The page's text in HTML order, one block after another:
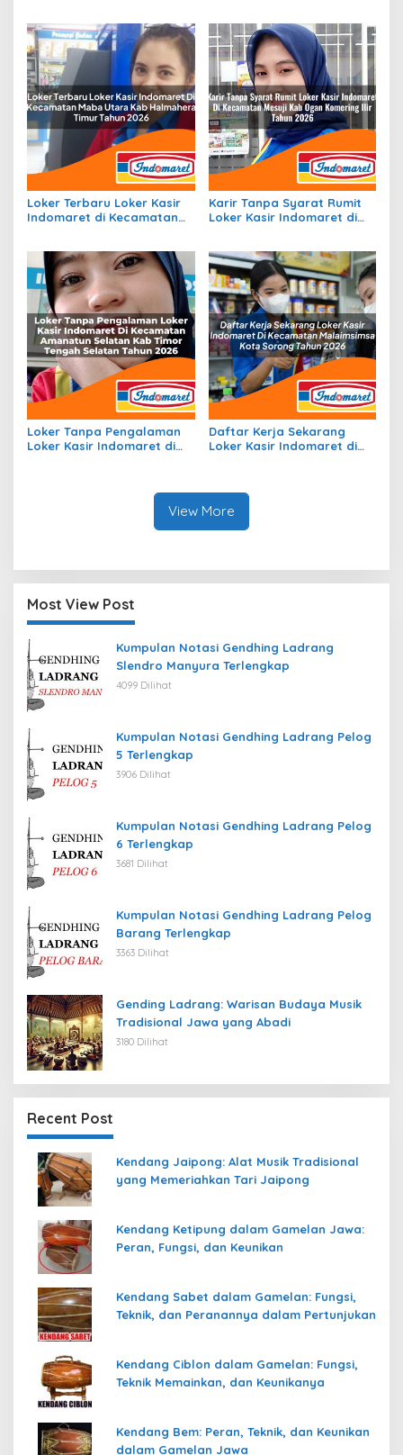
Loker Terbaru Loker Kasir
Indomaret di Kecamatan
2026
Karir Tanpa Syarat Rumit
Loker Kasir Indomaret di
2026
Loker Tanpa Pengalaman
Loker Kasir Indomaret di
Daftar Kerja Sekarang
Loker Kasir Indomaret di
View More
Most View Post
Kumpulan Notasi Gendhing Ladrang
Slendro Manyura Terlengkap
4099 Dilihat
Kumpulan Notasi Gendhing Ladrang Pelog
5 Terlengkap
3906 Dilihat
Kumpulan Notasi Gendhing Ladrang Pelog
6 Terlengkap
3681 Dilihat
Kumpulan Notasi Gendhing Ladrang Pelog
Barang Terlengkap
3363 Dilihat
Gending Ladrang: Warisan Budaya Musik
Tradisional Jawa yang Abadi
3180 Dilihat
Recent Post
Kendang Jaipong: Alat Musik Tradisional
yang Memeriahkan Tari Jaipong
Kendang Ketipung dalam Gamelan Jawa:
Peran, Fungsi, dan Keunikan
Kendang Sabet dalam Gamelan: Fungsi,
Teknik, dan Peranannya dalam Pertunjukan
Kendang Ciblon dalam Gamelan: Fungsi,
Teknik Memainkan, dan Keunikanya
Kendang Bem: Peran, Teknik, dan Keunikan
dalam Gamelan Jawa